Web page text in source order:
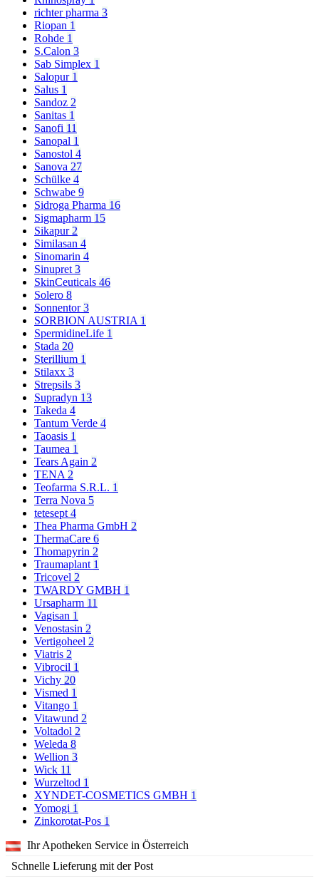
richter pharma 3
Riopan 1
Rohde 1
S.Calon 3
Sab Simplex 1
Salopur 1
Salus 1
Sandoz 2
Sanitas 1
Sanofi 11
Sanopal 1
Sanostol 4
Sanova 27
Schülke 4
Schwabe 9
Sidroga Pharma 16
Sigmapharm 15
Sikapur 2
Similasan 4
Sinomarin 4
Sinupret 3
SkinCeuticals 46
Solero 8
Sonnentor3
SORBION AUSTRIA 1
SpermidineLife 1
Stada 20
Sterillium 1
Stilaxx 3
Strepsils 3
Supradyn 13
Takeda 4
Tantum Verde 4
Taoasis 1
Taumea 1
Tears Again 2
TENA 2
Teofarma S.R.L. 1
Terra Nova 5
tetesept 4
Thea Pharma GmbH 2
ThermaCare 6
Thomapyrin 2
Traumaplant 1
Tricovel 2
TWARDY GMBH 1
Ursapharm 11
Vagisan 1
Venostasin 2
Vertigoheel 2
Viatris 2
Vibrocil 1
Vichy 20
Vismed 1
Vitango 1
Vitawund 2
Voltadol 2
Weleda 8
Wellion 3
Wick 11
Wurzeltod 1
XYNDET-COSMETICS GMBH 1
Yomogi 1
Zinkorotat-Pos 1
Ihr Apotheken Service in Österreich
Schnelle Lieferung mit der Post